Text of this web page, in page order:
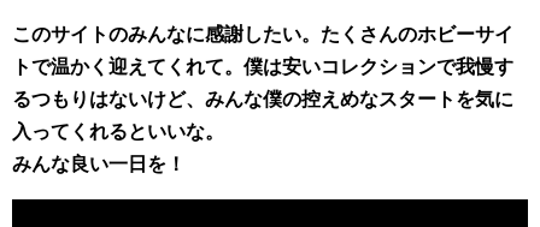
このサイトのみんなに感謝したい。たくさんのホビーサイ
トで温かく迎えてくれて。僕は安いコレクションで我慢す
るつもりはないけど、みんな僕の控えめなスタートを気に
入ってくれるといいな。
みんな良い一日を！